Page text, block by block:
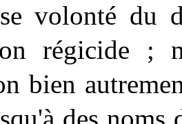
volonté du
régicide ;
bien